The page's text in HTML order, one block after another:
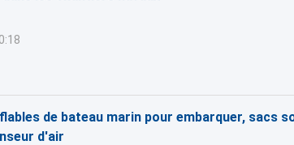
de bateau marin pour embarquer, sacs
d'air